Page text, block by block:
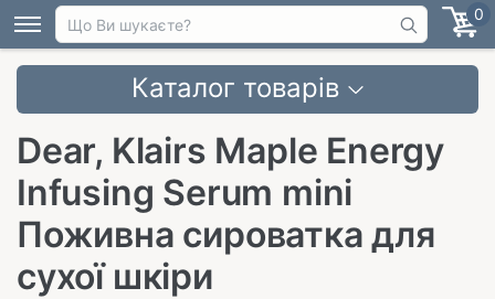
0
Каталог товарів
Dear, Klairs Maple Energy
Infusing Serum mini
Поживна сироватка для
сухої шкіри